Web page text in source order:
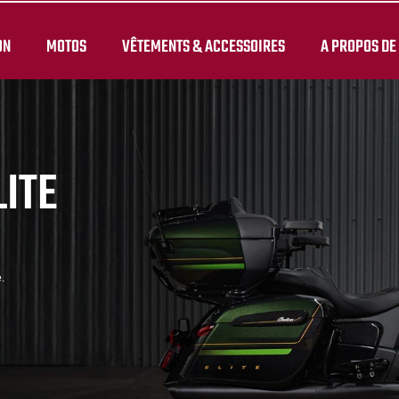
MOTOS VÊTEMENTS & ACCESSOIRES A PROPOS DE